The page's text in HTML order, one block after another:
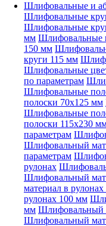
Шлифовальные и
Шлифовальные
Шлифовальные
мм Шлифовальные
150 мм
круги 115 мм
Шлифовальные
по параметрам
Шлифовальные
полоски 70x125 мм
Шлифовальные
полоски 115x230
параметрам
Шлифовальный
параметрам
рулонах
Шлифовальный
материал в
рулонах 100 мм
мм Шлифовальный
Шлифовальный